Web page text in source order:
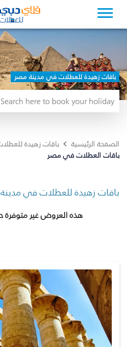
باقات زهيدة للعطلات في مدينة مصر
الصفحة الرئيسية باقات زهيدة
باقات العطلات في مصر
باقات زهيدة للعطلات في مدينة
هذه العروض غير متوفرة